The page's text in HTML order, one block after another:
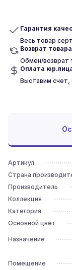
Гарантия
Весь товар
Возврат товара
Обмен/возврат
Оплата
Выставим счет,
Артикул
Страна
Производитель
Коллекция
Категория
Основной цвет
Назначение
Помещение